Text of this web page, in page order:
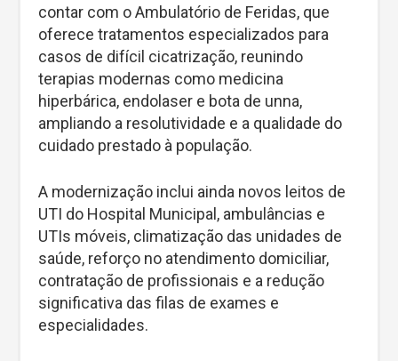
contar com o Ambulatório de Feridas, que
oferece tratamentos especializados para
casos de difícil cicatrização, reunindo
terapias modernas como medicina
hiperbárica, endolaser e bota de unna,
ampliando a resolutividade e a qualidade do
cuidado prestado à população.
A modernização inclui ainda novos leitos de
UTI do Hospital Municipal, ambulâncias e
UTIs móveis, climatização das unidades de
saúde, reforço no atendimento domiciliar,
contratação de profissionais e a redução
significativa das filas de exames e
especialidades.